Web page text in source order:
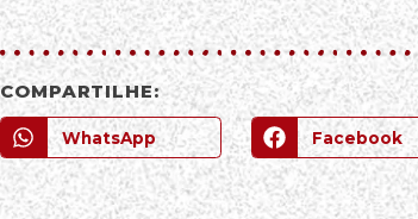
COMPARTILHE:
WhatsApp Facebook